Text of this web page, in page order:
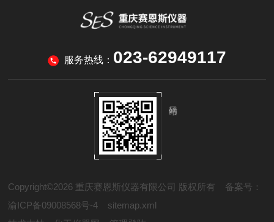
服务热线： 023-62949117
Copyright©2026 重庆赛恩斯仪器有限公司 版权所有 备案号：
渝ICP备09008568号-4
sitemap.xml